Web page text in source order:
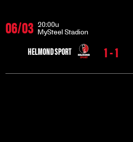
06/03
20:00u
MySteel Stadion
HELMOND SPORT 1 - 1